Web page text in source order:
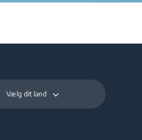
Vælg dit land